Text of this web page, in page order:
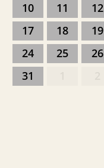
10
11 12
17
18 19
24
25 26
31